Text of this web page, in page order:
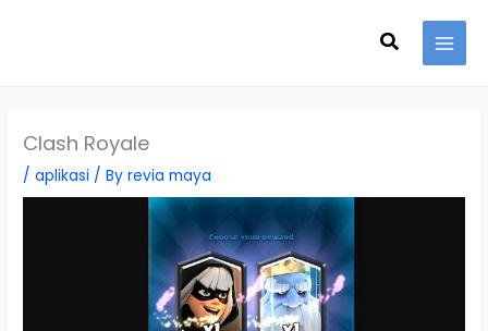
Search
Clash Royale
/aplikasi / Byrevia maya